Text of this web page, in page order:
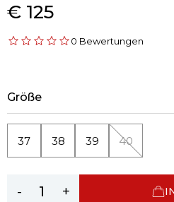
€ 125
0 Bewertungen
Größe
37 38 39 40
- +